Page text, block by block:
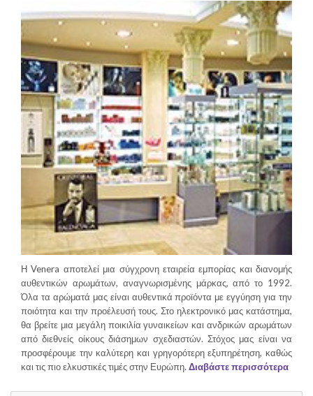
Η Venera αποτελεί μια σύγχρονη εταιρεία εμπορίας και διανομής
αυθεντικών αρωμάτων, αναγνωρισμένης μάρκας, από το 1992.
Όλα τα αρώματά μας είναι αυθεντικά προϊόντα με εγγύηση για την
ποιότητα και την προέλευσή τους. Στο ηλεκτρονικό μας κατάστημα,
θα βρείτε μια μεγάλη ποικιλία γυναικείων και ανδρικών αρωμάτων
από διεθνείς οίκους διάσημων σχεδιαστών. Στόχος μας είναι να
προσφέρουμε την καλύτερη και γρηγορότερη εξυπηρέτηση, καθώς
και τις πιο ελκυστικές τιμές στην Ευρώπη. Διαβάστε περισσότερα